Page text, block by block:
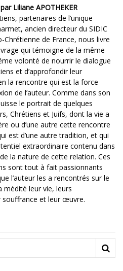
Liliane APOTHEKER
partenaires de l’unique
ancien directeur du SIDIC
Chrétienne de France, nous livre
qui témoigne de la même
volonté de nourrir le dialogue
et d’approfondir leur
la rencontre qui est la force
de l’auteur. Comme dans son
le portrait de quelques
Chrétiens et Juifs, dont la vie a
ou d’une autre cette rencontre
est d’une autre tradition, et qui
extraordinaire contenu dans
la nature de cette relation. Ces
sont tout à fait passionnants
l’auteur les a rencontrés sur le
médité leur vie, leurs
souffrance et leur œuvre.